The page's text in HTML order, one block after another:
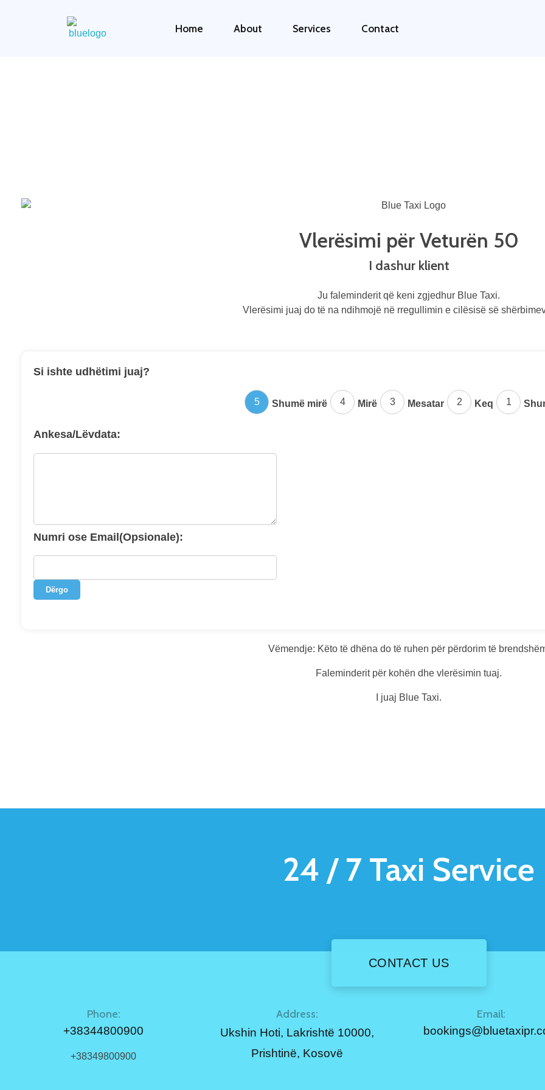
Home About Services Contact
Vlerësimi për Veturën 50
I dashur klient
Ju faleminderit që keni zgjedhur Blue Taxi.
Vlerësimi juaj do të na ndihmojë në rregullimin e cilësisë së
Si ishte udhëtimi juaj?
5 Shumë mirë 4 Mirë 3 Mesatar 2 Keq 1
Ankesa/Lëvdata:
Numri ose Email(Opsionale):
Dërgo
Vëmendje: Këto të dhëna do të ruhen për përdorim të
Faleminderit për kohën dhe vlerësimin tuaj.
I juaj Blue Taxi.
24 / 7Taxi Service
CONTACT US
Phone:
+38344800900
+38349800900
Address:
Ukshin Hoti, Lakrishtë 10000,
Prishtinë, Kosovë
Email: